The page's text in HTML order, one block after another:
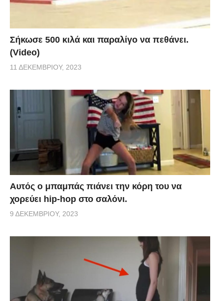
Σήκωσε 500 κιλά και παραλίγο να πεθάνει.
(Video)
11 ΔΕΚΕΜΒΡΊΟΥ, 2023
Αυτός ο μπαμπάς πιάνει την κόρη του να
χορεύει hip-hop στο σαλόνι.
9 ΔΕΚΕΜΒΡΊΟΥ, 2023